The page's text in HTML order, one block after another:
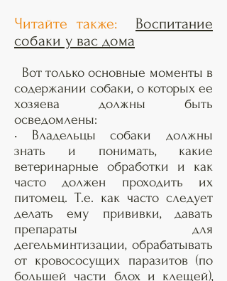
Читайте также: Воспитание
собаки у вас дома
Вот только основные моменты в
содержании собаки, о которых ее
хозяева должны быть
осведомлены:
• Владельцы собаки должны
знать и понимать, какие
ветеринарные обработки и как
часто должен проходить их
питомец. Т.е. как часто следует
делать ему прививки, давать
препараты для
дегельминтизации, обрабатывать
от кровососущих паразитов (по
большей части блох и клещей),